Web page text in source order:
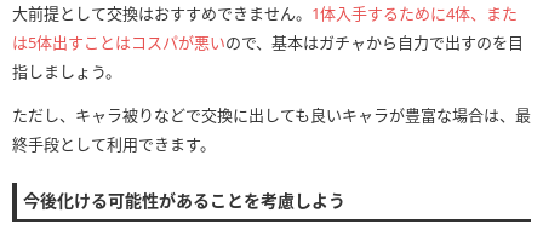
大前提として交換はおすすめできません。 1体入手するために4体、また
は5体出すことはコスパが悪いので、基本はガチャから自力で出すのを目
指しましょう。
ただし、キャラ被りなどで交換に出しても良いキャラが豊富な場合は、最
終手段として利用できます。
今後化ける可能性があることを考慮しよう